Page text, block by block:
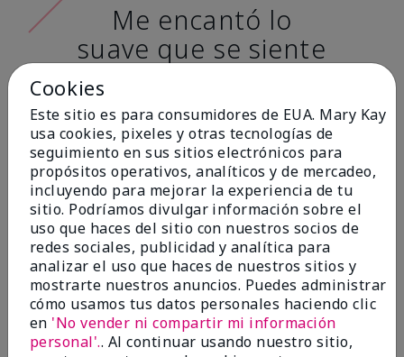
Me encantó lo
suave que se siente
al aplicarla. Tiene
un acabado mate
muy bonito y no se
siente pastosa en la
piel. (tono de piel:
claro)
Ailime A., Tampa, Fla.
Cookies
Este sitio es para consumidores de EUA. Mary Kay
usa cookies, pixeles y otras tecnologías de
seguimiento en sus sitios electrónicos para
propósitos operativos, analíticos y de mercadeo,
incluyendo para mejorar la experiencia de tu
sitio. Podríamos divulgar información sobre el
uso que haces del sitio con nuestros socios de
redes sociales, publicidad y analítica para
analizar el uso que haces de nuestros sitios y
mostrarte nuestros anuncios. Puedes administrar
cómo usamos tus datos personales haciendo clic
en 'No vender ni compartir mi información
personal'.. Al continuar usando nuestro sitio,